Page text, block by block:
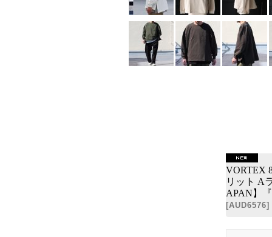
VORTEX
リット A
APAN】
[AUD6576]